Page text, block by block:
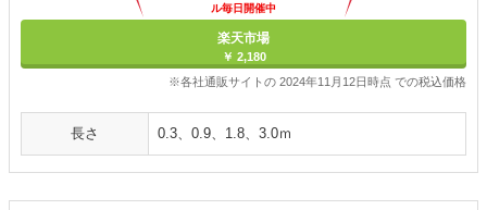
ル毎日開催中
楽天市場
￥ 2,180
※各社通販サイトの 2024年11月12日時点 での税込価格
長さ 0.3、0.9、1.8、3.0ｍ